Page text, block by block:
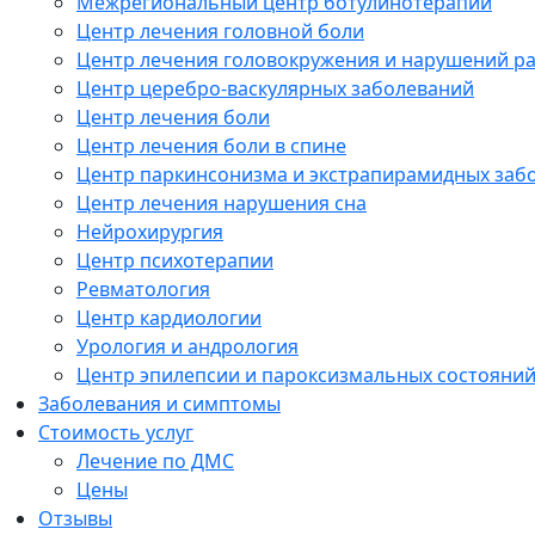
Центр лечения головной боли
Центр лечения головокружения и нарушений
Центр церебро-васкулярных заболеваний
Центр лечения боли
Центр лечения боли в спине
Центр паркинсонизма и экстрапирамидных
Центр лечения нарушения сна
Нейрохирургия
Центр психотерапии
Ревматология
Центр кардиологии
Урология и андрология
Центр эпилепсии и пароксизмальных состояний
Заболевания и симптомы
Стоимость услуг
Лечение по ДМС
Цены
Отзывы